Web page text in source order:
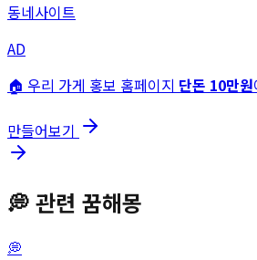
동네사이트
AD
🏠 우리 가게 홍보 홈페이지 단돈 10만원
만들어보기
💭 관련 꿈해몽
💭